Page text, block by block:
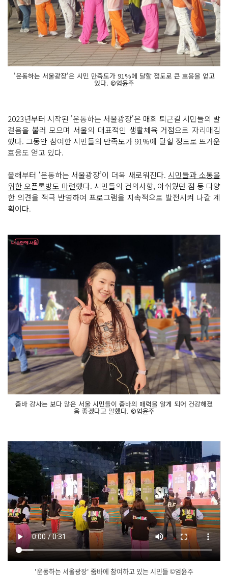
'운동하는 서울광장'은 시민 만족도가 91%에 달할 정도로 큰 호응을 얻고
있다. ©엄윤주
2023년부터 시작된 '운동하는 서울광장'은 매회 퇴근길 시민들의 발
걸음을 불러 모으며 서울의 대표적인 생활체육 거점으로 자리매김
했다. 그동안 참여한 시민들의 만족도가 91%에 달할 정도로 뜨거운
호응도 얻고 있다.
올해부터 ‘운동하는 서울광장’이 더욱 새로워진다.시민들과 소통을
위한 오픈톡방도 마련했다. 시민들의 건의사항, 아쉬웠던 점 등 다양
한 의견을 적극 반영하여 프로그램을 지속적으로 발전시켜 나갈 계
획이다.
줌바 강사는 보다 많은 서울 시민들이 줌바의 매력을 알게 되어 건강해졌
음 좋겠다고 말했다. ©엄윤주
'운동하는 서울광장' 줌바에 참여하고 있는 시민들 ©엄윤주